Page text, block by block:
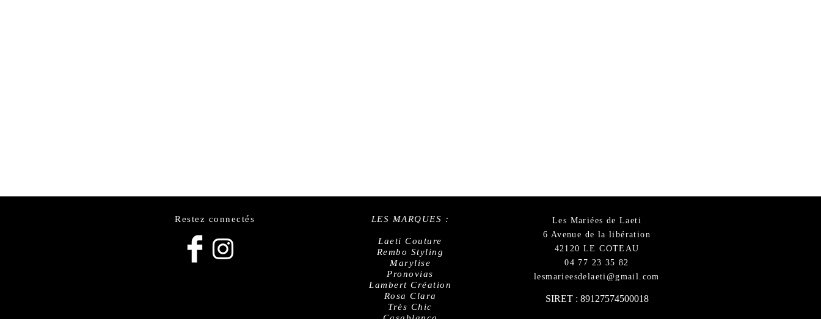
Restez connectés LES MARQUES :
Laeti Couture
Rembo Styling
Marylise
Pronovias
Lambert Création
Rosa Clara
Très Chic
Les Mariées de Laeti
6 Avenue de la libération
42120 LE COTEAU
04 77 23 35 82
lesmarieesdelaeti@gmail.com
SIRET : 89127574500018